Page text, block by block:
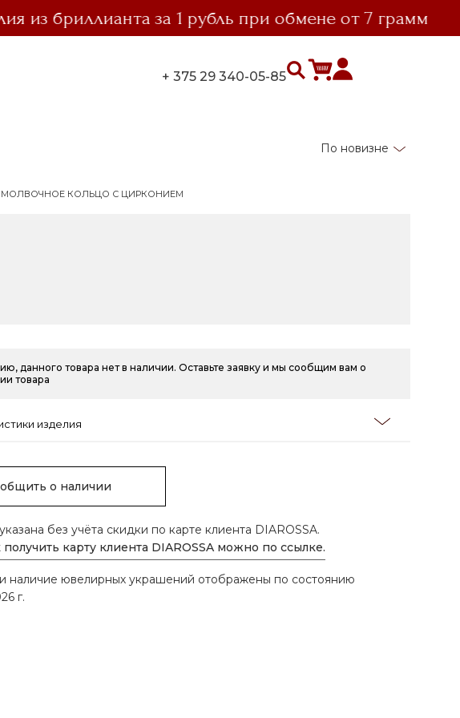
из бриллианта за 1 рубль при обмене от 7 грамм
+ 375 29 340-05-85
По новизне
КОЛЬЦО С ЦИРКОНИЕМ
данного товара нет в наличии. Оставьте заявку и мы сообщим вам о
товара
изделия
о наличии
без учёта скидки по карте клиента DIAROSSA.
получить карту клиента DIAROSSA можно по ссылке.
наличие ювелирных украшений отображены по состоянию
г.